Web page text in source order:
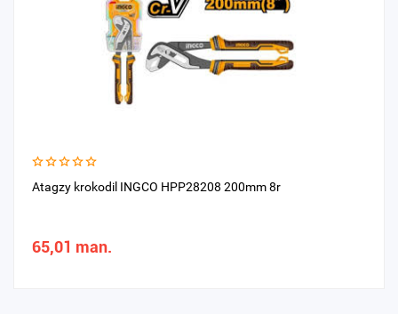
Atagzy krokodil INGCO HPP28208 200mm 8r
65,01 man.